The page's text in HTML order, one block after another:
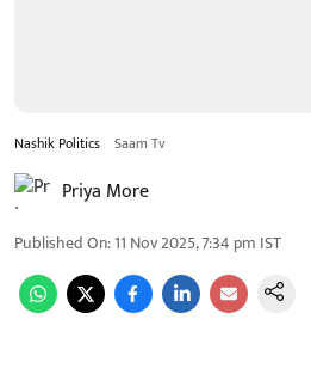
Nashik Politics Saam Tv
Priya More
Published On:11 Nov 2025, 7:34 pm IST